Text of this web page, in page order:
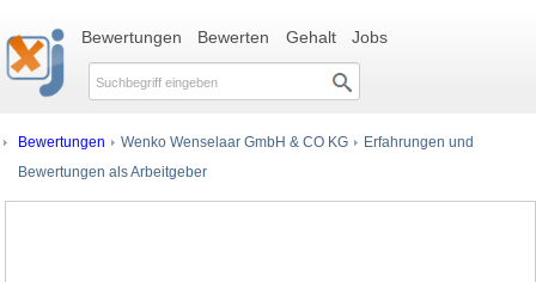
Bewertungen Bewerten Gehalt Jobs
Bewertungen Wenko Wenselaar GmbH & CO KG Erfahrungen und
Bewertungen als Arbeitgeber